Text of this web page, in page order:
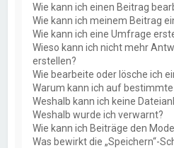
Wie kann ich einen Beitrag
Wie kann ich meinem Beitrag
Wie kann ich eine Umfrage
Wieso kann ich nicht mehr
erstellen?
Wie bearbeite oder lösche ich
Warum kann ich auf
Weshalb kann ich keine
Weshalb wurde ich verwarnt?
Wie kann ich Beiträge den
Was bewirkt die „Speichern“-